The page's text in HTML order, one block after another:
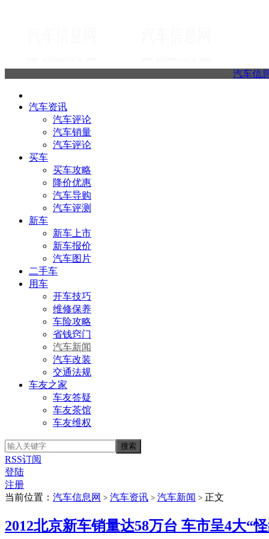
汽车信
汽车资讯
汽车评论
汽车销量
汽车评论
买车
买车攻略
降价优惠
汽车导购
汽车评测
新车
新车上市
新车报价
汽车图片
二手车
用车
开车技巧
维修保养
车险攻略
省钱窍门
汽车新闻
汽车改装
交通法规
车友之家
车友答疑
车友茶馆
车友维权
RSS订阅
登陆
注册
当前位置： 汽车信息网 > 汽车资讯 > 汽车新闻 > 正文
2012北京新车销量达58万台 车市呈4大“